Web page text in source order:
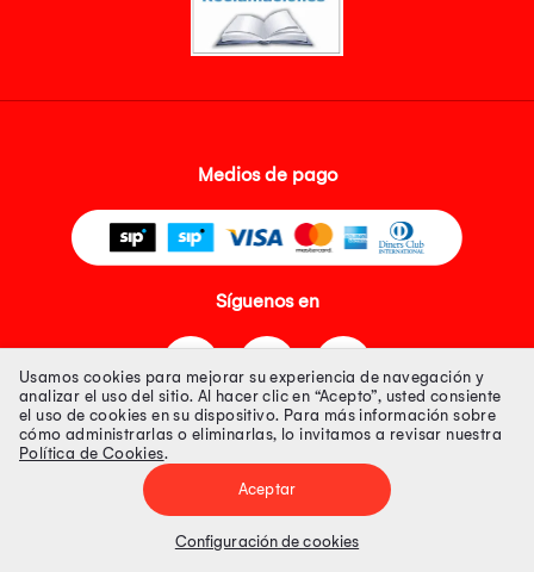
Medios de pago
Síguenos en
Tienda 100% Segura
Tiendas Peruanas S.A. R.U.C. Nº 20493020618. Todos los derechos
Precios disponibles solo en www.oechsle.pe. Precios online publicados
Usamos cookies para mejorar su experiencia de navegación y
analizar el uso del sitio. Al hacer clic en “Acepto”, usted consiente
el uso de cookies en su dispositivo. Para más información sobre
cómo administrarlas o eliminarlas, lo invitamos a revisar nuestra
Política de Cookies.
Aceptar
Configuración de cookies